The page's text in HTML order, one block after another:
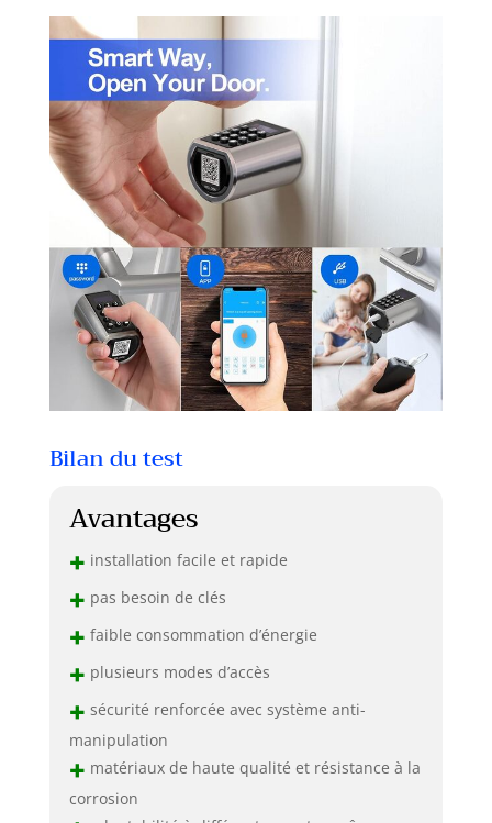
Bilan du test
Avantages
+ installation facile et rapide
+ pas besoin de clés
+ faible consommation d’énergie
+ plusieurs modes d’accès
+ sécurité renforcée avec système anti-
manipulation
+ matériaux de haute qualité et résistance à la
corrosion